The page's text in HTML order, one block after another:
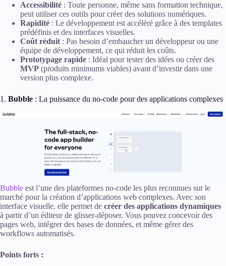
Accessibilité : Toute personne, même sans formation technique,
peut utiliser ces outils pour créer des solutions numériques.
Rapidité : Le développement est accéléré grâce à des templates
prédéfinis et des interfaces visuelles.
Coût réduit: Pas besoin d’embaucher un développeur ou une
équipe de développement, ce qui réduit les coûts.
Prototypage rapide : Idéal pour tester des idées ou créer des
MVP (produits minimums viables) avant d’investir dans une
version plus complexe.
1. Bubble : La puissance du no-code pour des applications complexes
Bubble est l’une des plateformes no-code les plus reconnues sur le
marché pour la création d’applications web complexes. Avec son
interface visuelle, elle permet de créer des applications dynamiques
à partir d’un éditeur de glisser-déposer. Vous pouvez concevoir des
pages web, intégrer des bases de données, et même gérer des
workflows automatisés.
Points forts :